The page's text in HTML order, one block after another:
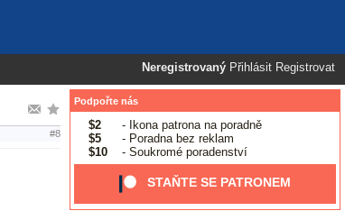
Neregistrovaný Přihlásit Registrovat
#8
Podpořte nás
$2
- Ikona patrona na poradně
$5
- Poradna bez reklam
$10
- Soukromé poradenství
STAŇTE SE PATRONEM